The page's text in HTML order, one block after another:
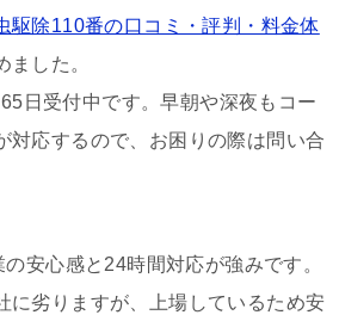
駆除110番の口コミ・評判・料金体
ました。
日受付中です。早朝や深夜もコー
対応するので、お困りの際は問い合
安心感と24時間対応が強みです。
に劣りますが、上場しているため安